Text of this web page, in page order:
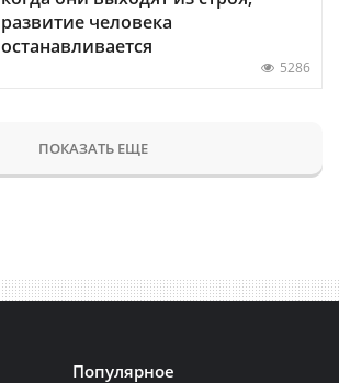
развитие человека
останавливается
5286
ПОКАЗАТЬ ЕЩЕ
Популярное